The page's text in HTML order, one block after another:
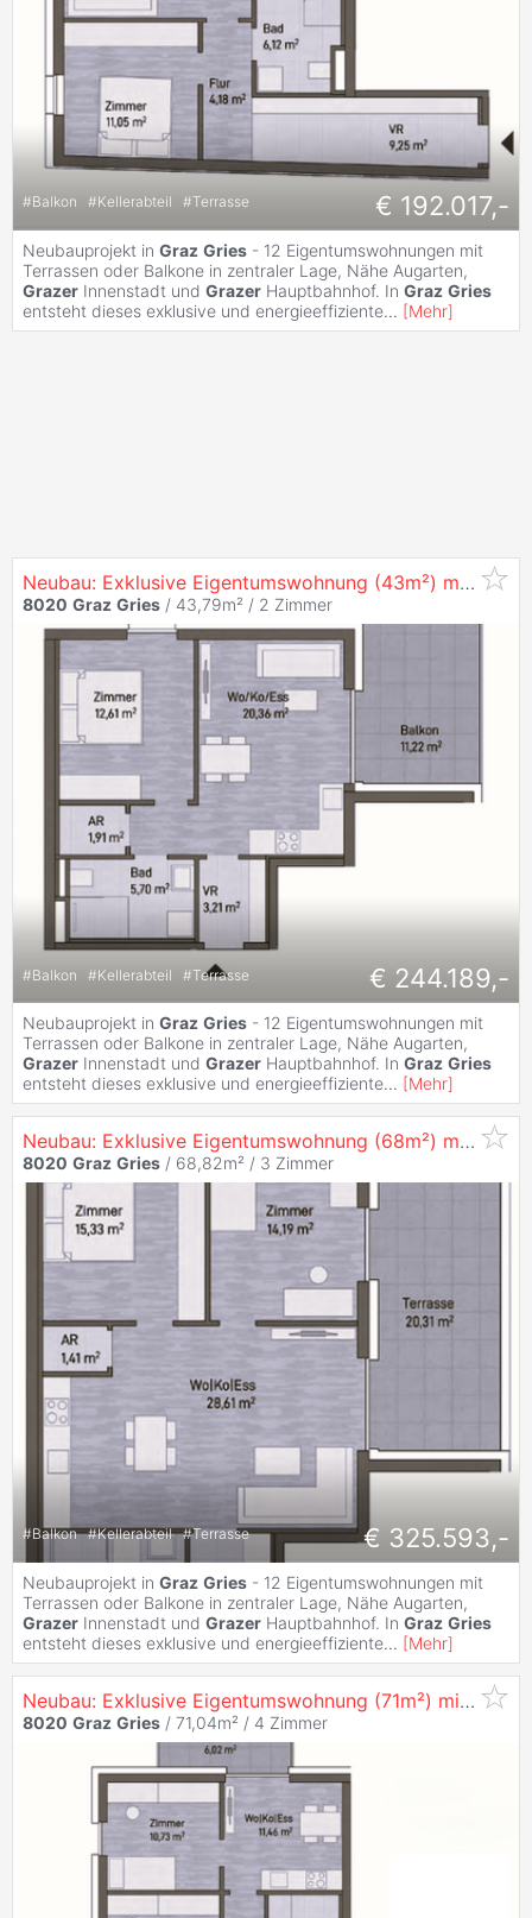
#Balkon #Kellerabteil #Terrasse € 192.017,-
Neubauprojekt in Graz Gries - 12 Eigentumswohnungen mit
Terrassen oder Balkone in zentraler Lage, Nähe Augarten,
Grazer Innenstadt und Grazer Hauptbahnhof. In Graz Gries
entsteht dieses exklusive und energieeffiziente... [Mehr]
Neubau: Exklusive Eigentumswohnung (43m²) mit Balkon in zentraler Lage in
8020 Graz Gries / 43,79m² / 2 Zimmer
#Balkon #Kellerabteil #Terrasse € 244.189,-
Neubauprojekt in Graz Gries - 12 Eigentumswohnungen mit
Terrassen oder Balkone in zentraler Lage, Nähe Augarten,
Grazer Innenstadt und Grazer Hauptbahnhof. In Graz Gries
entsteht dieses exklusive und energieeffiziente... [Mehr]
Neubau: Exklusive Eigentumswohnung (68m²) mit Terrasse in zentraler Lage in
8020 Graz Gries / 68,82m² / 3 Zimmer
#Balkon #Kellerabteil #Terrasse € 325.593,-
Neubauprojekt in Graz Gries - 12 Eigentumswohnungen mit
Terrassen oder Balkone in zentraler Lage, Nähe Augarten,
Grazer Innenstadt und Grazer Hauptbahnhof. In Graz Gries
entsteht dieses exklusive und energieeffiziente... [Mehr]
Neubau: Exklusive Eigentumswohnung (71m²) mit Balkon in zentraler Lage in
8020 Graz Gries / 71,04m² / 4 Zimmer